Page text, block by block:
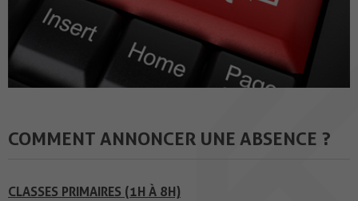
COMMENT ANNONCER UNE ABSENCE ?
CLASSES PRIMAIRES (1H À 8H)